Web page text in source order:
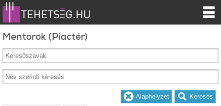
Mentorok (Piactér)